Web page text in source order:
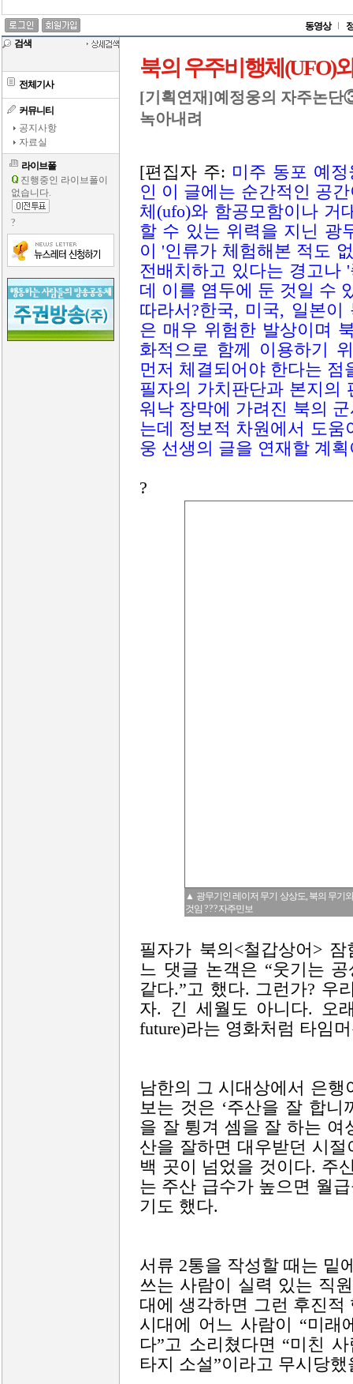
동영상
검색
전체기사
커뮤니티
공지사항
자료실
라이브폴
진행중인 라이브폴이
없습니다.
?
북의 우주비행체(UFO)
[기획연재]예정웅의 자주논단
녹아내려
[편집자 주: 미주 동포 예
인 이 글에는 순간적인 공
체(ufo)와 함공모함이 나 거
할 수 있는 위력을 지닌 광
이 '인류가 체험해본 적도
전배치하고 있다는 경고나
데 이를 염두에 둔 것일 수
따라서?한국, 미국, 일본
은 매우 위험한 발상이며
화적으로 함께 이용하기
먼저 체결되어야 한다는 점
필자의 가치판단과 본지의
워낙 장막에 가려진 북의
는데 정보적 차원에서 도
웅 선생의 글을 연재할 계
?
▲ 광무기인 레이저 무기 상상도, 북의 무기
것임 ? ? ? 자주민보
필자가 북의<철갑상어>
느 댓글 논객은 “웃기는
같다.”고 했다. 그런가? 우
자. 긴 세월도 아니다. 오
future)라는 영화처럼 타임
남한의 그 시대상에서 은
보는 것은 ‘주산을 잘 합니
을 잘 튕겨 셈을 잘 하는 여
산을 잘하면 대우받던 시
백 곳이 넘었을 것이다. 주
는 주산 급수가 높으면 월
기도 했다.
서류 2통을 작성할 때는 밑
쓰는 사람이 실력 있는 직
대에 생각하면 그런 후진
시대에 어느 사람이 “미래
다”고 소리쳤다면 “미친
타지 소설”이라고 무시당